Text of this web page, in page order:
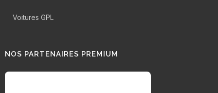
Voitures GPL
NOS PARTENAIRES PREMIUM